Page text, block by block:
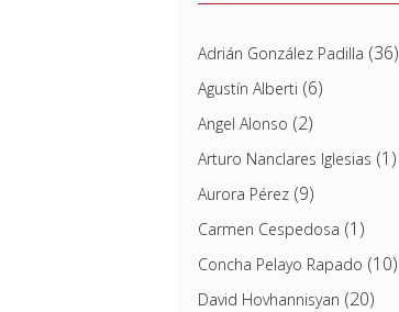
Adrián González Padilla (36)
Agustín Alberti (6)
Angel Alonso (2)
Arturo Nanclares Iglesias (1)
Aurora Pérez(9)
Carmen Cespedosa (1)
Concha Pelayo Rapado (10)
David Hovhannisyan (20)